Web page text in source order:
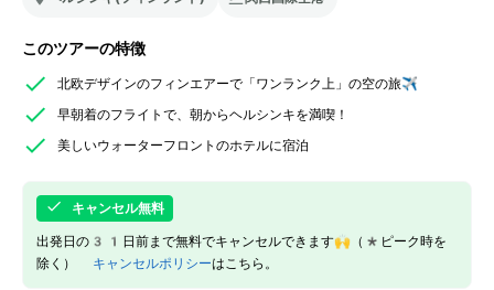
このツアーの特徴
北欧デザインのフィンエアーで「ワンランク上」の空の旅✈️
早朝着のフライトで、朝からヘルシンキを満喫！
美しいウォーターフロントのホテルに宿泊
キャンセル無料
出発日の31日前まで無料でキャンセルできます🙌（*ピーク時を
除く） キャンセルポリシーはこちら。